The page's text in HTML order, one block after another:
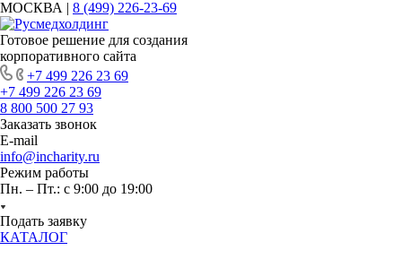
МОСКВА | 8 (499) 226-23-69
Готовое решение для создания
корпоративного сайта
+7 499 226 23 69
+7 499 226 23 69
8 800 500 27 93
Заказать звонок
E-mail
info@incharity.ru
Режим работы
Пн. – Пт.: с 9:00 до 19:00
Подать заявку
КАТАЛОГ